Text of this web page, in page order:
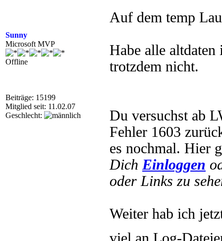
Sunny
Microsoft MVP
Offline
Beiträge: 15199
Mitglied seit: 11.02.07
Geschlecht:
Auf dem temp
Habe alle
trotzdem nicht.
Du versuchst ab
Fehler 1603
es nochmal. Hier
Dich Einloggen
oder Links zu
Weiter hab ich